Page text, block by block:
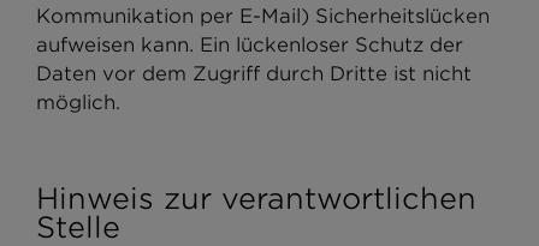
Kommunikation per E-Mail) Sicherheitslücken
aufweisen kann. Ein lückenloser Schutz der
Daten vor dem Zugriff durch Dritte ist nicht
möglich.
Hinweis zur verantwortlichen
Stelle